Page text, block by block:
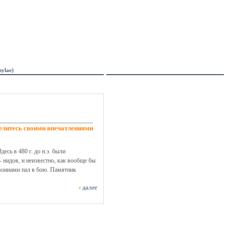
своими впечатлениями
в 480 г. до н.э. были
нидов, и неизвестно, как вообще бы
пал в бою. Памятник
далее